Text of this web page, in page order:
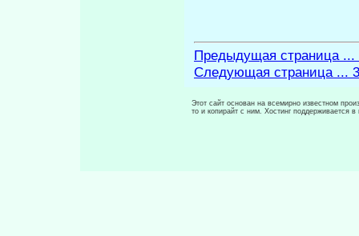
Предыдущая страница ...
Следующая страница ...
Этот сайт основан на всемирно известном
то и копирайт с ним. Хостинг поддерживается